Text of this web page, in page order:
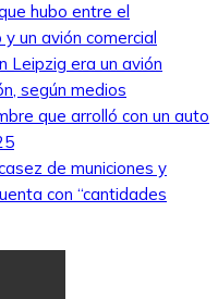
hubo entre el
un avión comercial
Leipzig era un avión
según medios
que arrolló con un auto
de municiones y
con “cantidades